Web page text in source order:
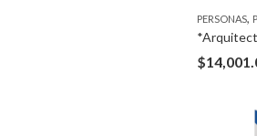
PERSONAS,
$